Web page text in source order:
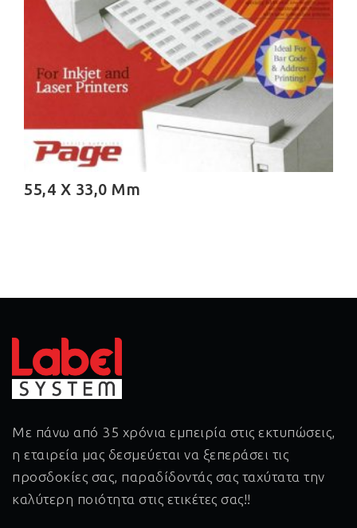
55,4 X 33,0 Mm
Με πάνω από 35 χρόνια εμπειρία στις εκτυπώσεις,
η εταιρεία μας δεσμεύεται να ξεπεράσει τις
προσδοκίες σας, παραδίδοντάς σας ταχύτατα την
καλύτερη ποιότητα στις ετικέτες σας!!